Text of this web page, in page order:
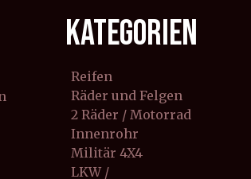
KATEGORIEN
Reifen
Räder und Felgen
2 Räder / Motorrad
Innenrohr
Militär 4X4
LKW /